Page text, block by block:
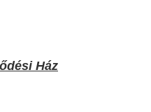
Ház